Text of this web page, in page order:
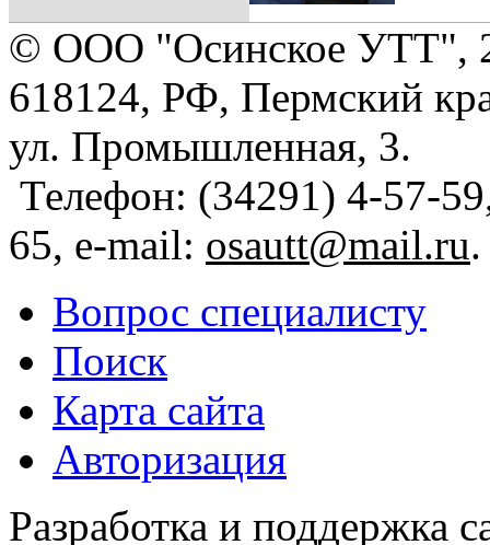
© ООО "Осинское УТТ",
618124, РФ, Пермский
ул. Промышленная, 3.
Телефон: (34291) 4-57-
65, e-mail: osautt@mail.ru.
Вопрос специалисту
Поиск
Карта сайта
Авторизация
Разработка и поддержка